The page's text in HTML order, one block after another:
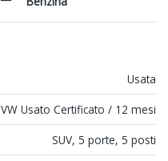
Usata
VW Usato Certificato / 12 mesi
SUV, 5 porte, 5 posti